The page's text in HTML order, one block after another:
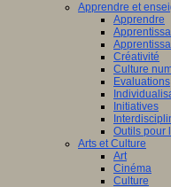
Apprendre et
Apprendre
Créativité
Culture
Evaluations
Initiatives
Outils pour
Arts et Culture
Art
Cinéma
Culture